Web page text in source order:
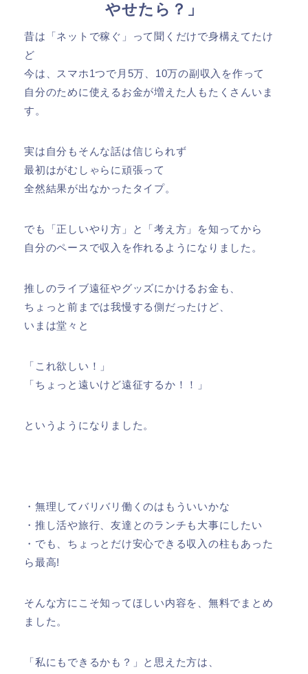
やせたら？」
昔は「ネットで稼ぐ」って聞くだけで身構えてたけ
ど
今は、スマホ1つで月5万、10万の副収入を作って
自分のために使えるお金が増えた人もたくさんいま
す。
実は自分もそんな話は信じられず
最初はがむしゃらに頑張って
全然結果が出なかったタイプ。
でも「正しいやり方」と「考え方」を知ってから
自分のペースで収入を作れるようになりました。
推しのライブ遠征やグッズにかけるお金も、
ちょっと前までは我慢する側だったけど、
いまは堂々と
「これ欲しい！」
「ちょっと遠いけど遠征するか！！」
というようになりました。
・無理してバリバリ働くのはもういいかな
・推し活や旅行、友達とのランチも大事にしたい
・でも、ちょっとだけ安心できる収入の柱もあった
ら最高!
そんな方にこそ知ってほしい内容を、無料でまとめ
ました。
「私にもできるかも？」と思えた方は、